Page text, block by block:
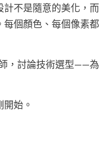
計不是隨意的美化，而
每個顏色、每個像素都
，討論技術選型——為
始。